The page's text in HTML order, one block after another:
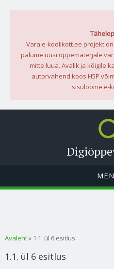
Vara.e-koolikott.ee projekt
palume uusi õppematerjale
mitte luua. Avalik ja kõigile
autorvahend koos H5P
sisuloome.e-
Sa oled siin
Avaleht» 1.1. ül 6 esitlus
1.1. ül 6 esitlus